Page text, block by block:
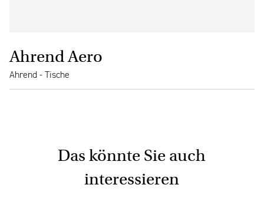
Ahrend Aero
Ahrend - Tische
Das könnte Sie auch
interessieren